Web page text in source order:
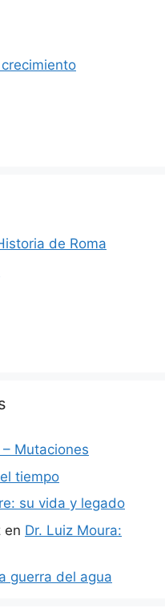
de Roma
Mutaciones
tiempo
su vida y legado
en Dr. Luiz Moura:
guerra del agua